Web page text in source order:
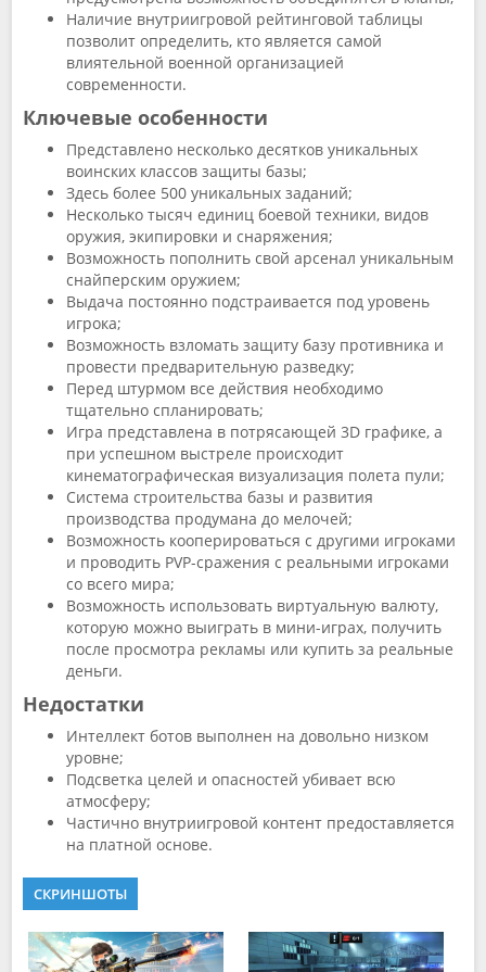
Наличие внутриигровой рейтинговой таблицы
позволит определить, кто является самой
влиятельной военной организацией
современности.
Ключевые особенности
Представлено несколько десятков уникальных
воинских классов защиты базы;
Здесь более 500 уникальных заданий;
Несколько тысяч единиц боевой техники, видов
оружия, экипировки и снаряжения;
Возможность пополнить свой арсенал уникальным
снайперским оружием;
Выдача постоянно подстраивается под уровень
игрока;
Возможность взломать защиту базу противника и
провести предварительную разведку;
Перед штурмом все действия необходимо
тщательно спланировать;
Игра представлена в потрясающей 3D графике, а
при успешном выстреле происходит
кинематографическая визуализация полета пули;
Система строительства базы и развития
производства продумана до мелочей;
Возможность кооперироваться с другими игроками
и проводить PVP-сражения с реальными игроками
со всего мира;
Возможность использовать виртуальную валюту,
которую можно выиграть в мини-играх, получить
после просмотра рекламы или купить за реальные
деньги.
Недостатки
Интеллект ботов выполнен на довольно низком
уровне;
Подсветка целей и опасностей убивает всю
атмосферу;
Частично внутриигровой контент предоставляется
на платной основе.
СКРИНШОТЫ